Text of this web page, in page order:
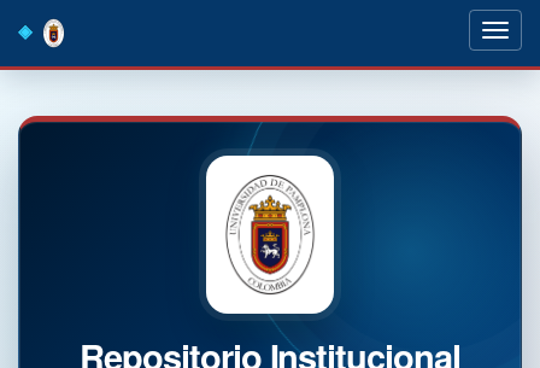
navigation
Repositorio Institucional